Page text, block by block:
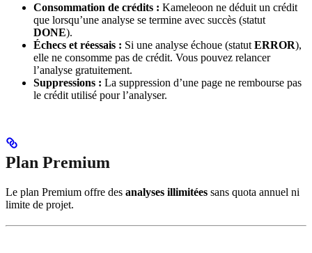
Consommation de crédits : Kameleoon ne déduit un crédit
que lorsqu’une analyse se termine avec succès (statut
DONE).
Échecs et réessais : Si une analyse échoue (statut ERROR),
elle ne consomme pas de crédit. Vous pouvez relancer
l’analyse gratuitement.
Suppressions : La suppression d’une page ne rembourse pas
le crédit utilisé pour l’analyser.
Plan Premium
Le plan Premium offre des analyses illimitées sans quota annuel ni
limite de projet.